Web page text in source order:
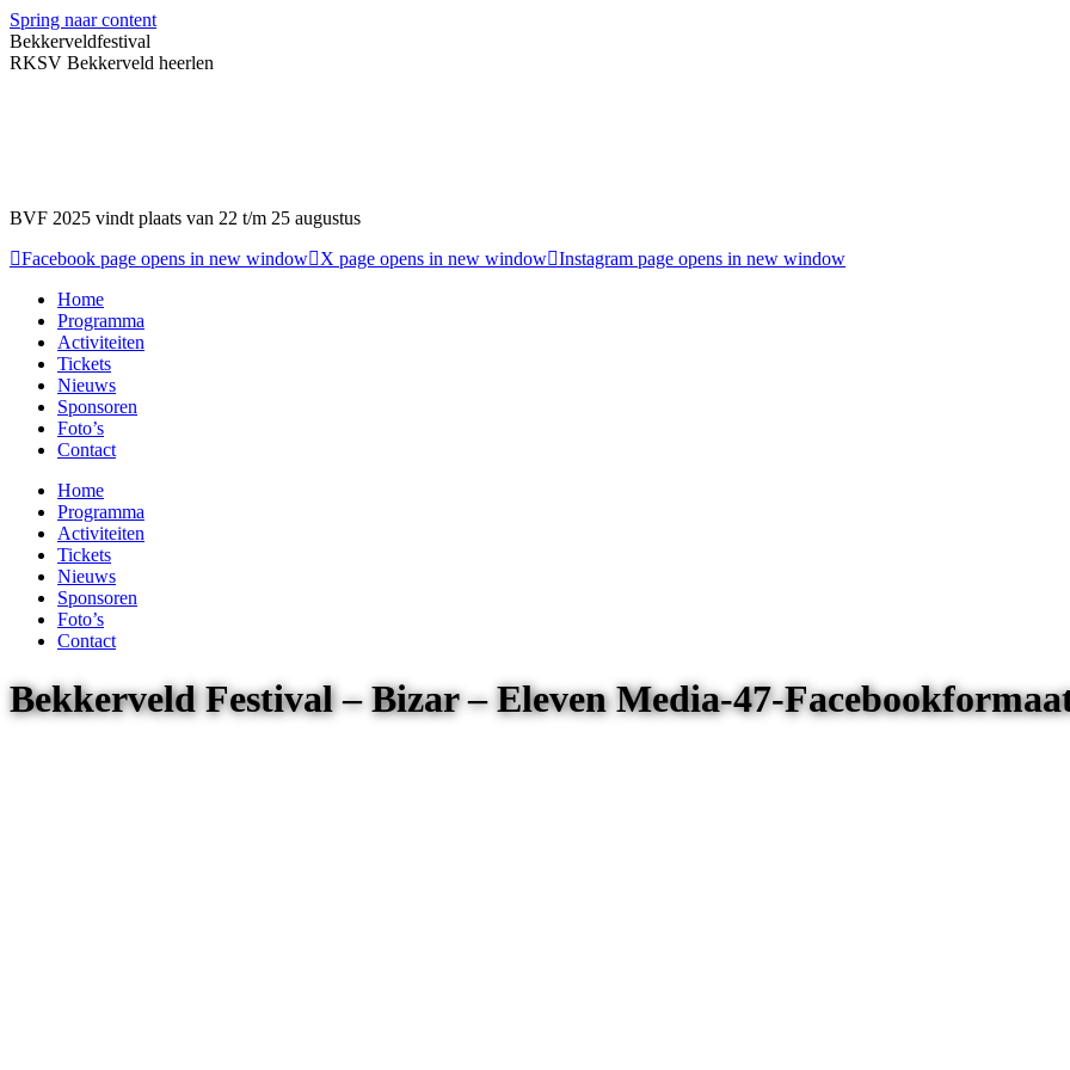
Spring naar content
Bekkerveldfestival
RKSV Bekkerveld heerlen
BVF 2025 vindt plaats van 22 t/m 25 augustus
Facebook page opens in new window
X page opens in new window Instagram page opens in new window
Home
Programma
Activiteiten
Tickets
Nieuws
Sponsoren
Foto’s
Contact
Home
Programma
Activiteiten
Tickets
Nieuws
Sponsoren
Foto’s
Contact
Bekkerveld Festival – Bizar – Eleven Media-47-